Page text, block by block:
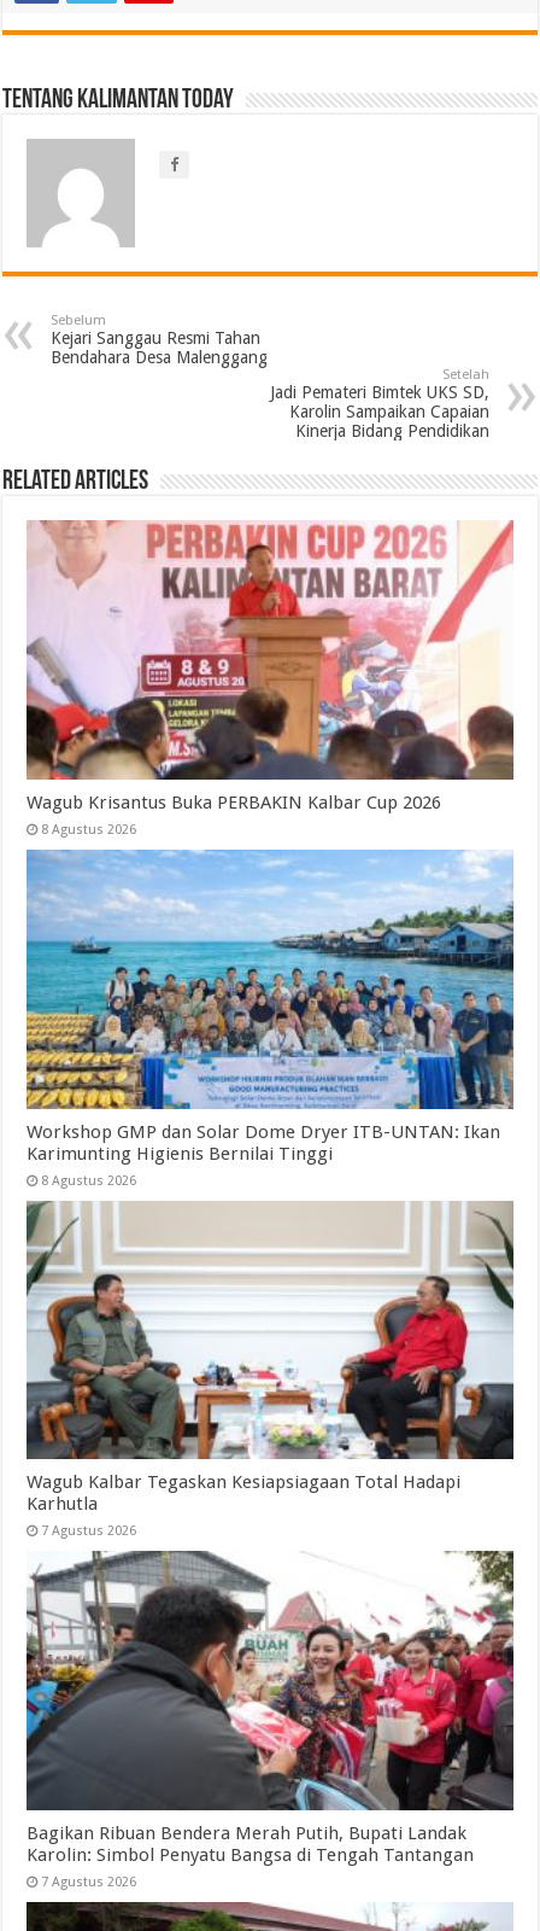
Tentang Kalimantan Today
Sebelum
Kejari Sanggau Resmi Tahan
Bendahara Desa Malenggang
Setelah
Jadi Pemateri Bimtek UKS SD,
Karolin Sampaikan Capaian
Kinerja Bidang Pendidikan
Related Articles
Wagub Krisantus Buka PERBAKIN Kalbar Cup 2026
8 Agustus 2026
Workshop GMP dan Solar Dome Dryer ITB-UNTAN: Ikan
Karimunting Higienis Bernilai Tinggi
8 Agustus 2026
Wagub Kalbar Tegaskan Kesiapsiagaan Total Hadapi
Karhutla
7 Agustus 2026
Bagikan Ribuan Bendera Merah Putih, Bupati Landak
Karolin: Simbol Penyatu Bangsa di Tengah Tantangan
7 Agustus 2026